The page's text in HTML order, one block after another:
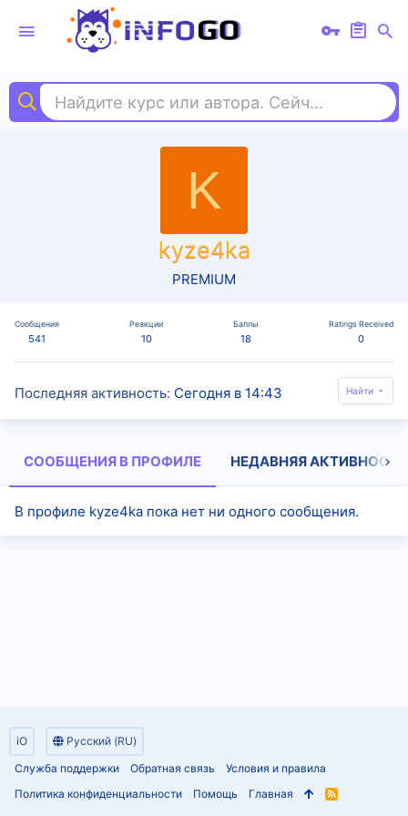
Найдите курс или автора. Сейчас ищут
K
kyze4ka
PREMIUM
Сообщения
541
Реакции
10
Баллы
18
Ratings Received
0
Последняя активность Сегодня в 14:43 Найти
СООБЩЕНИЯ В ПРОФИЛЕ НЕДАВНЯЯ АКТИВНОСТЬ
В профиле kyze4ka пока нет ни одного сообщения.
iO
Русский (RU)
Служба поддержки
Обратная связь
Условия и правила
Политика конфиденциальности
Помощь Главная
R